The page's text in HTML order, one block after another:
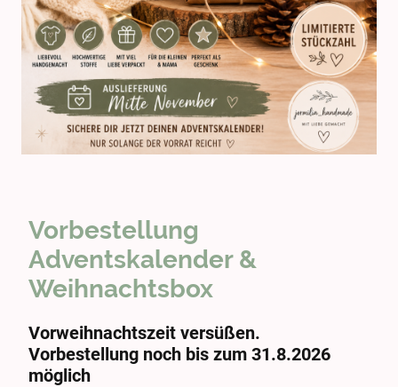
Vorbestellung
Adventskalender &
Weihnachtsbox
Vorweihnachtszeit versüßen.
Vorbestellung noch bis zum 31.8.2026
möglich